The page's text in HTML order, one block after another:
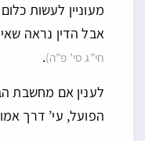
מעוניין לעשות
אבל הדין נראה
חי”ג סי’ פ”ה).
לענין אם מחשבת
הפועל, עי’ דרך